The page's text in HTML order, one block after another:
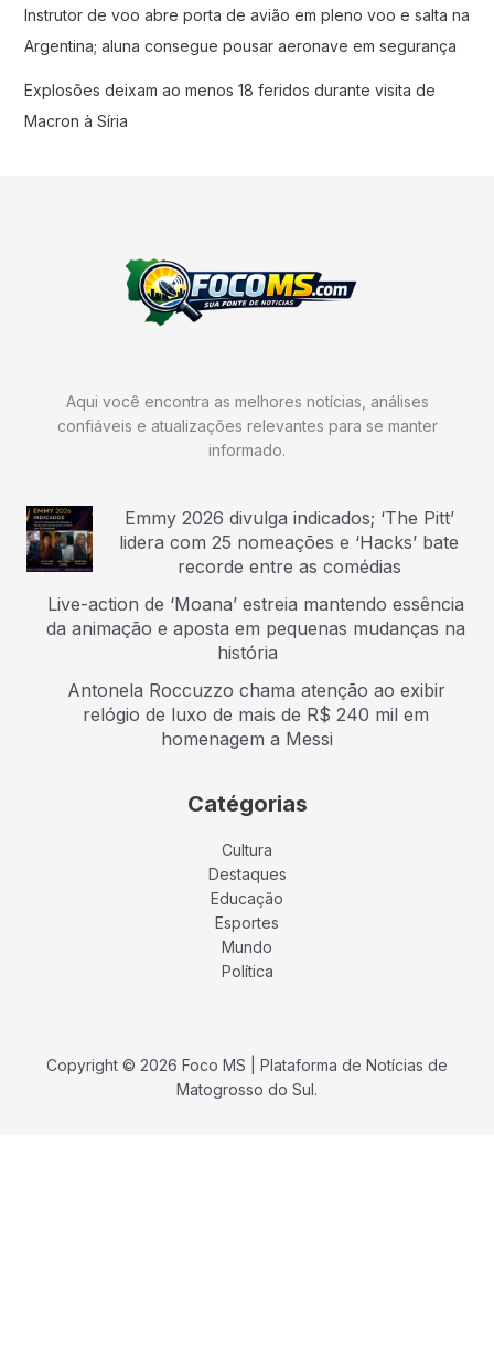
Instrutor de voo abre porta de avião em pleno voo e salta na
Argentina; aluna consegue pousar aeronave em segurança
Explosões deixam ao menos 18 feridos durante visita de
Macron à Síria
Aqui você encontra as melhores notícias, análises
confiáveis e atualizações relevantes para se manter
informado.
Emmy 2026 divulga indicados; ‘The Pitt’
lidera com 25 nomeações e ‘Hacks’ bate
recorde entre as comédias
Live-action de ‘Moana’ estreia mantendo essência
da animação e aposta em pequenas mudanças na
história
Antonela Roccuzzo chama atenção ao exibir
relógio de luxo de mais de R$ 240 mil em
homenagem a Messi
Catégorias
Cultura
Destaques
Educação
Esportes
Mundo
Política
Copyright © 2026 Foco MS | Plataforma de Notícias de
Matogrosso do Sul.